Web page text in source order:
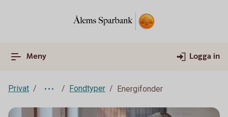
Meny Logga in
Privat Fondtyper Energifonder